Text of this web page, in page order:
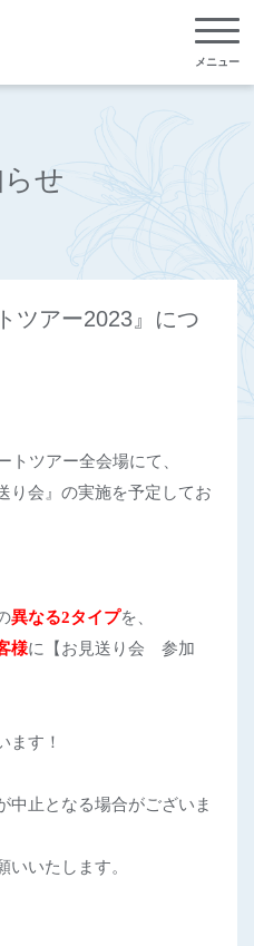
メニュー
せ
ツアー2023』につ
トツアー全会場にて、
り会』の実施を予定してお
異なる2タイプを、
様に【お見送り会 参加
ます！
止となる場合がございま
いいたします。